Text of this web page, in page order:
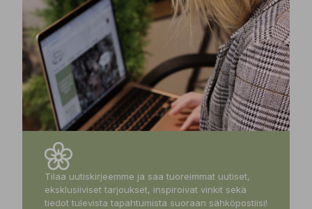
Tilaa uutiskirjeemme ja saa tuoreimmat uutiset,
eksklusiiviset tarjoukset, inspiroivat vinkit sekä
tiedot tulevista tapahtumista suoraan sähköpostiisi!